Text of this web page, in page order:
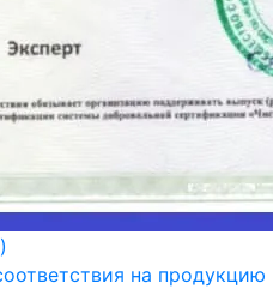
на продукцию